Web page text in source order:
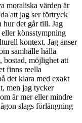
moraliska värden är
att jag ser förtryck
hur det går till. Jag
könsstympning
kontext. Jag anser
samhälle hålla
bostad, möjlighet att
finns reella
det klara med exakt
men jag tycker
är mer eller mindre
slags förlängning